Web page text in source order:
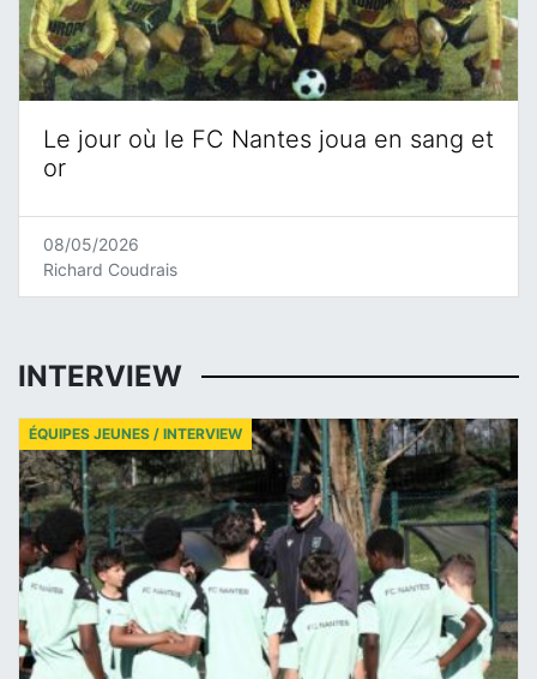
Le jour où le FC Nantes joua en sang et
or
08/05/2026
Richard Coudrais
INTERVIEW
ÉQUIPES JEUNES / INTERVIEW